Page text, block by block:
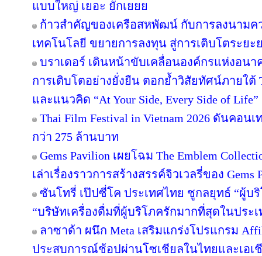
แบบใหญ่ เยอะ ยักเยยย
ก้าวสำคัญของเครือสหพัฒน์ กับการลงนามค
เทคโนโลยี ขยายการลงทุน สู่การเติบโตระยะ
บราเดอร์ เดินหน้าขับเคลื่อนองค์กรแห่งอน
การเติบโตอย่างยั่งยืน ตอกย้ำวิสัยทัศน์ภายใต้
และแนวคิด “At Your Side, Every Side of Life”
Thai Film Festival in Vietnam 2026 ดันคอน
กว่า 275 ล้านบาท
Gems Pavilion เผยโฉม The Emblem
เล่าเรื่องราวการสร้างสรรค์จิวเวลรี่ของ
ซันโทรี่ เป๊ปซี่โค ประเทศไทย ชูกลยุทธ์ “ผู้บ
“บริษัทเครื่องดื่มที่ผู้บริโภครักมากที่สุดในประเ
ลาซาด้า ผนึก Meta เสริมแกร่งโปรแกรม
ประสบการณ์ช้อปผ่านโซเชียลในไทยและเอเ